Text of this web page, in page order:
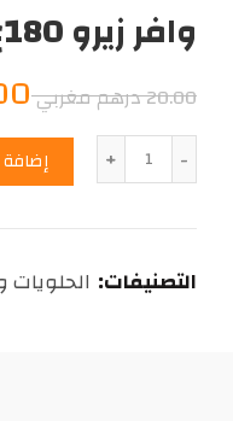
وافر زيرو 180غ
20.00درهم مغربي
الكمية
التصنيفات: